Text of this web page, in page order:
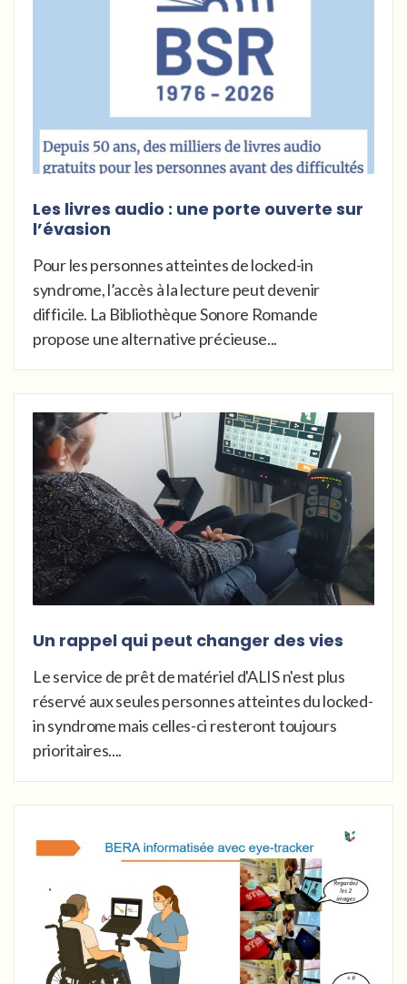
Les livres audio : une porte ouverte sur
l’évasion
Pour les personnes atteintes de locked-in
syndrome, l’accès à la lecture peut devenir
difficile. La Bibliothèque Sonore Romande
propose une alternative précieuse...
Un rappel qui peut changer des vies
Le service de prêt de matériel d'ALIS n'est plus
réservé aux seules personnes atteintes du locked-
in syndrome mais celles-ci resteront toujours
prioritaires....